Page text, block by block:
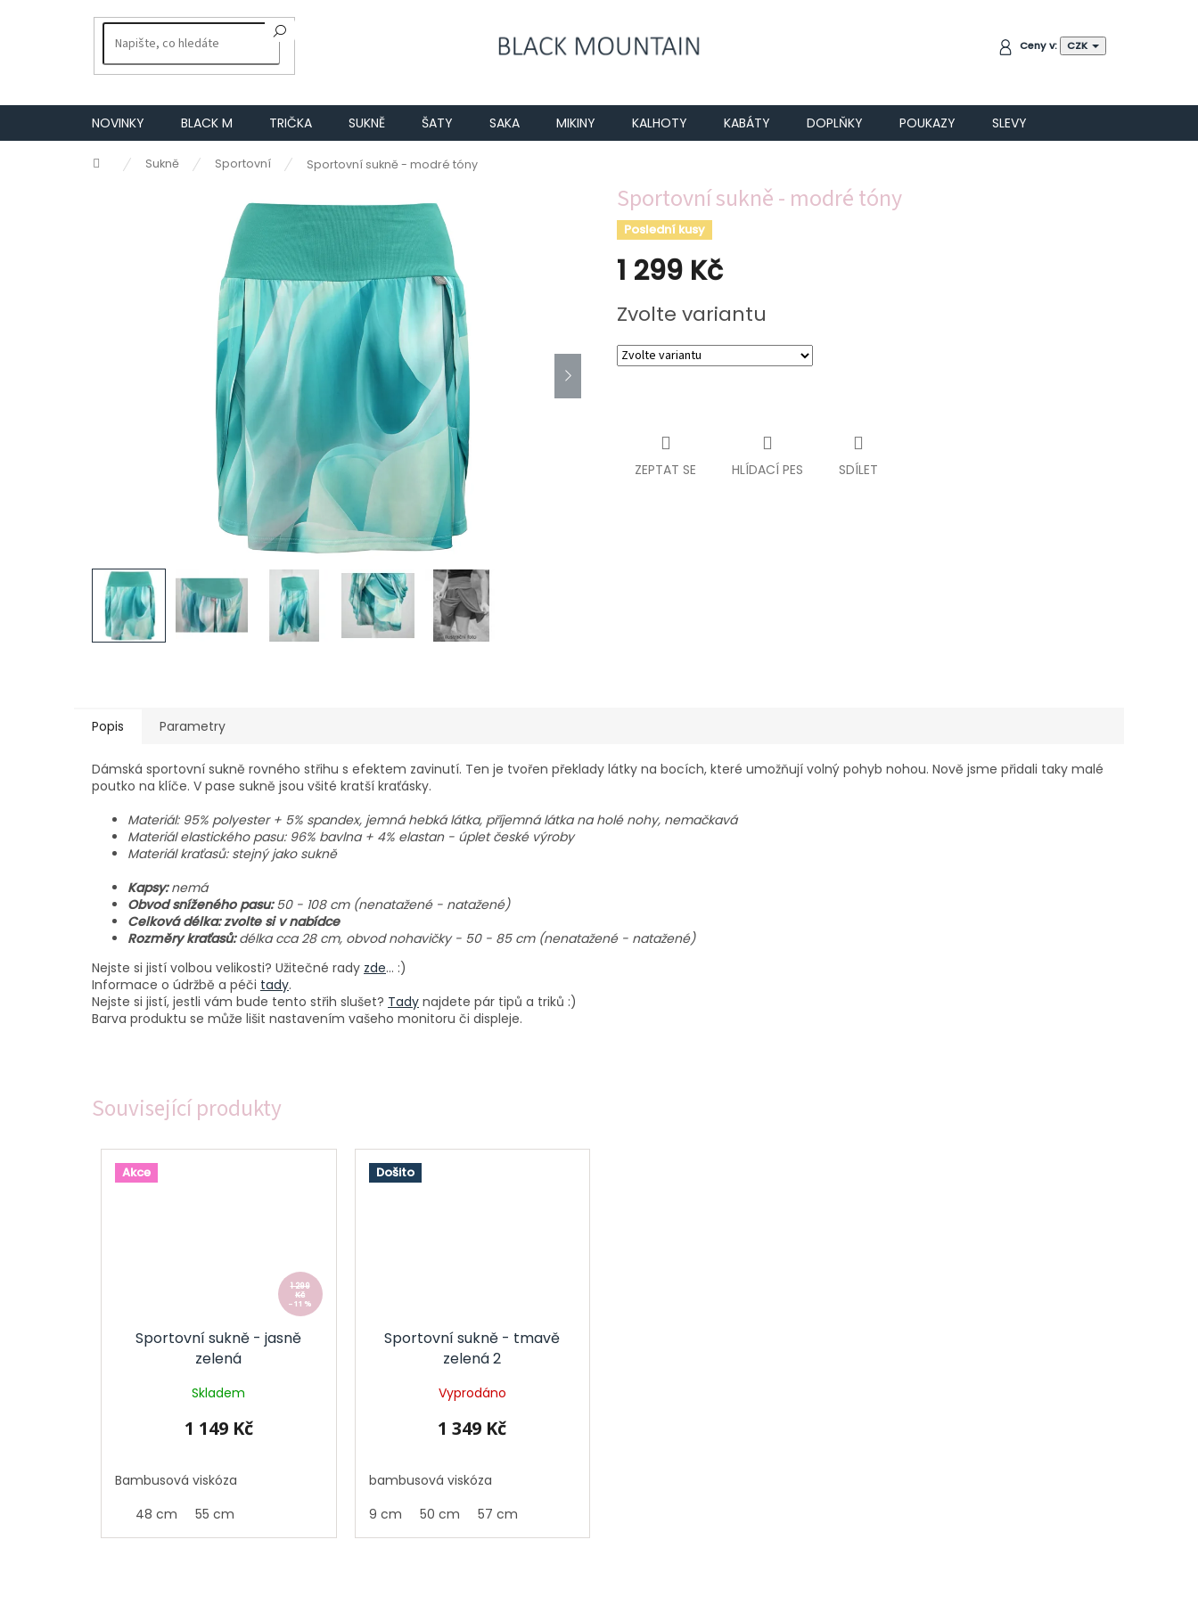
NÁKUPNÍCeny v: CZK
NOVINKY BLACK M TRIČKA SUKNĚ ŠATY SAKA MIKINY KALHOTY KABÁTY DOPLŇKY POUKAZY SLEVY
Domů Sukně Sportovní Sportovní sukně - modré tóny
Sportovní sukně - modré tóny
Poslední kusy
1 299 Kč
cena:
Zvolte variantu
ZEPTAT SE HLÍDACÍ PES SDÍLET
Související produkty
Akce
1 299
Kč
–11 %
Sportovní sukně - jasně
zelená
Skladem
1 149 Kč
Bambusová viskóza
48 cm
55 cm
Došito
Sportovní sukně - tmavě
zelená 2
Vyprodáno
1 349 Kč
bambusová viskóza
49 cm
50 cm 57 cm
Popis Parametry
Dámská sportovní sukně rovného střihu s efektem zavinutí. Ten je tvořen překlady látky na bocích, které umožňují volný pohyb nohou. Nově jsme přidali taky malé
poutko na klíče. V pase sukně jsou všité kratší kraťásky.
Materiál: 95% polyester + 5% spandex, jemná hebká látka, příjemná látka na holé nohy, nemačkavá
Materiál elastického pasu: 96% bavlna + 4% elastan - úplet české výroby
Materiál kraťasů: stejný jako sukně
Kapsy:nemá
Obvod sníženého pasu: 50 - 108 cm (nenatažené - natažené)
Celková délka: zvolte si v nabídce
Rozměry kraťasů: délka cca 28 cm, obvod nohavičky - 50 - 85 cm (nenatažené - natažené)
Nejste si jistí volbou velikosti? Užitečné rady zde... :)
Informace o údržbě a péči tady.
Nejste si jistí, jestli vám bude tento střih slušet? Tady najdete pár tipů a triků :)
Barva produktu se může lišit nastavením vašeho monitoru či displeje.